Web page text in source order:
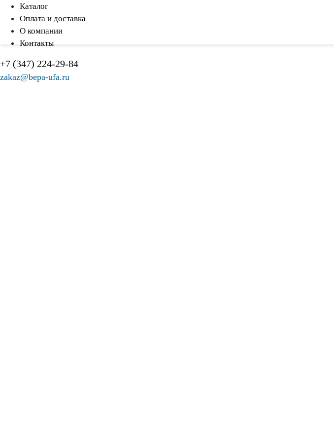
Каталог
Оплата и доставка
О компании
Контакты
+7 (347) 224-29-84
zakaz@bepa-ufa.ru